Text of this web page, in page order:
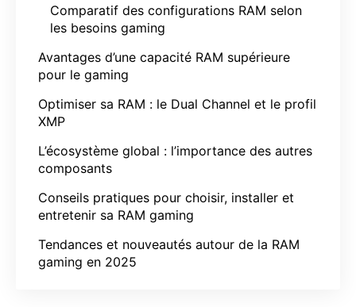
Comparatif des configurations RAM selon
les besoins gaming
Avantages d’une capacité RAM supérieure
pour le gaming
Optimiser sa RAM : le Dual Channel et le profil
XMP
L’écosystème global : l’importance des autres
composants
Conseils pratiques pour choisir, installer et
entretenir sa RAM gaming
Tendances et nouveautés autour de la RAM
gaming en 2025